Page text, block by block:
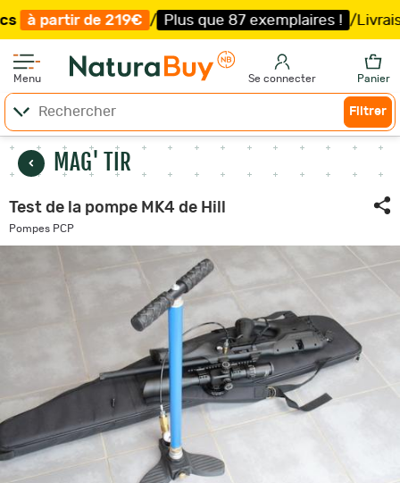
/ Plus que 87 exemplaires ! /Livraison offerte et
Menu Se connecter Panier
Filtrer
MAG' TIR
Test de la pompe MK4 de Hill
Pompes PCP